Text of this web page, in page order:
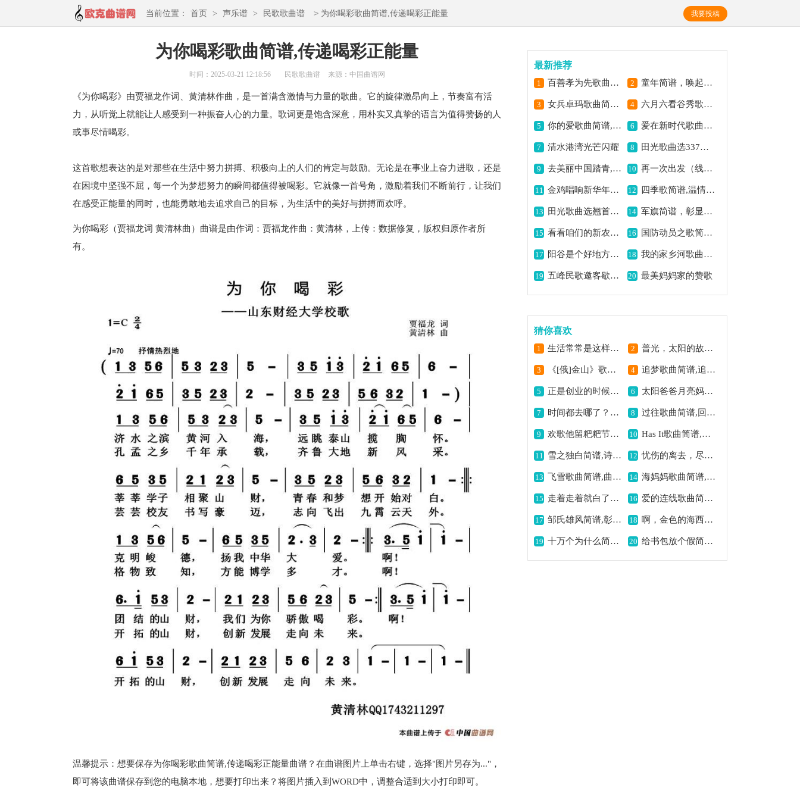
当前位置： 首页 > 声乐谱 > 民歌歌曲谱 > 为你喝彩歌曲简谱,传递喝彩正能量 我要投稿
为你喝彩歌曲简谱,传递喝彩正能量
时间：2025-03-21 12:18:56 民歌歌曲谱 来源：中国曲谱网
《为你喝彩》由贾福龙作词、黄清林作曲，是一首满含激情与力量的歌曲。它的旋律激昂向上，节奏富有活
力，从听觉上就能让人感受到一种振奋人心的力量。歌词更是饱含深意，用朴实又真挚的语言为值得赞扬的人
或事尽情喝彩。
这首歌想表达的是对那些在生活中努力拼搏、积极向上的人们的肯定与鼓励。无论是在事业上奋力进取，还是
在困境中坚强不屈，每一个为梦想努力的瞬间都值得被喝彩。它就像一首号角，激励着我们不断前行，让我们
在感受正能量的同时，也能勇敢地去追求自己的目标，为生活中的美好与拼搏而欢呼。
为你喝彩（贾福龙词 黄清林曲）曲谱是由作词：贾福龙作曲：黄清林，上传：数据修复，版权归原作者所
有。
温馨提示：想要保存为你喝彩歌曲简谱,传递喝彩正能量曲谱？在曲谱图片上单击右键，选择"图片另存为..."，
即可将该曲谱保存到您的电脑本地，想要打印出来？将图片插入到WORD中，调整合适到大小打印即可。
最新推荐
1 百善孝为先歌曲简谱,弘扬孝道之意 2 童年简谱，唤起纯真回忆
3 女兵卓玛歌曲简谱,展现藏家女孩风采 4 六月六看谷秀歌曲简谱,展现丰收好意境
5 你的爱歌曲简谱,传递深情之爱 6 爱在新时代歌曲简谱,展现时代新爱情
7 清水港湾光芒闪耀 8 田光歌曲选337弥渡之恋歌曲简谱,展现浪漫恋曲意境
9 去美丽中国踏青,感受春日盛景 10 再一次出发（线简谱对照版）歌曲简谱,传递奋进的力量
11 金鸡唱响新华年简谱,喜庆迎新之佳作 12 四季歌简谱,温情动人旋律
13 田光歌曲选翘首盼君归,盼君归来情意浓 14 军旗简谱，彰显军魂气概
15 看看咱们的新农村简谱,展现乡村新风貌 16 国防动员之歌简谱,展现爱国豪情
17 阳谷是个好地方歌曲简谱,展现阳谷之美 18 我的家乡河歌曲简谱,唤起故乡情思
19 五峰民歌邀客歇烟,尽显土家风情 20 最美妈妈家的赞歌
猜你喜欢
1 生活常常是这样简谱,描绘生活百态 2 普光，太阳的故乡简谱,展现独特意境
3 《[俄]金山》歌曲简谱,展现俄罗斯风情 4 追梦歌曲简谱,追逐梦想之音
5 正是创业的时候简谱,展现奋斗精气神 6 太阳爸爸月亮妈妈简谱,歌曲温馨动人
7 时间都去哪了？（线简谱对照版）歌曲简谱,叹时光匆匆流逝 8 过往歌曲简谱,回味往昔故事
9 欢歌他留粑粑节歌曲简谱,展现节日欢快氛围 10 Has It歌曲简谱,旋律独特动人
11 雪之独白简谱,诗意浪漫之曲 12 忧伤的离去，尽显离别愁绪
13 飞雪歌曲简谱,曲风空灵唯美 14 海妈妈歌曲简谱,诠释深沉母爱
15 走着走着就白了头简谱,唱出岁月沧桑 16 爱的连线歌曲简谱,诠释真挚情感
17 邹氏雄风简谱,彰显家族豪情 18 啊，金色的海西简谱,展现海西独特魅力
19 十万个为什么简谱,探索求知之歌 20 给书包放个假简谱,轻松愉悦的旋律